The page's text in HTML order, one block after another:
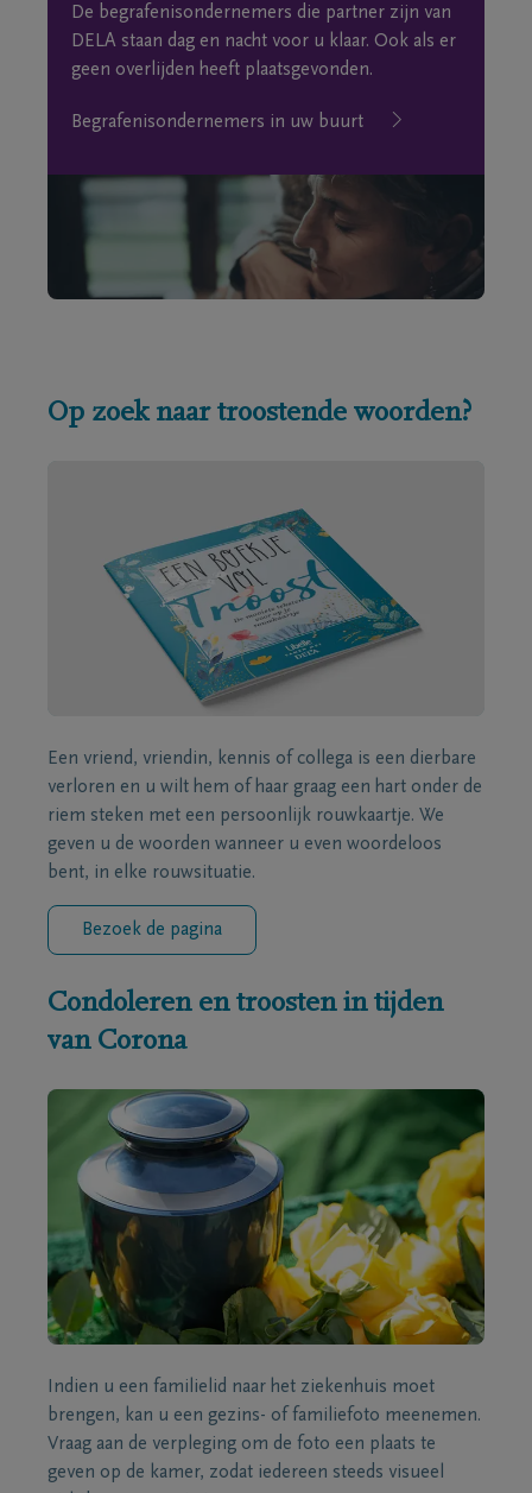
De begrafenisondernemers die partner zijn van
DELA staan dag en nacht voor u klaar. Ook als er
geen overlijden heeft plaatsgevonden.
Begrafenisondernemers in uw buurt
Op zoek naar troostende woorden?
Een vriend, vriendin, kennis of collega is een dierbare
verloren en u wilt hem of haar graag een hart onder de
riem steken met een persoonlijk rouwkaartje. We
geven u de woorden wanneer u even woordeloos
bent, in elke rouwsituatie.
Bezoek de pagina
Condoleren en troosten in tijden
van Corona
Indien u een familielid naar het ziekenhuis moet
brengen, kan u een gezins- of familiefoto meenemen.
Vraag aan de verpleging om de foto een plaats te
geven op de kamer, zodat iedereen steeds visueel